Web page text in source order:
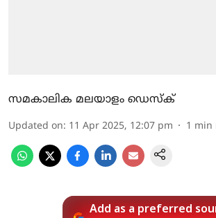
സമകാലിക മലയാളം ഡെസ്ക്
Updated on: 11 Apr 2025, 12:07 pm 1 min
Add as a preferred